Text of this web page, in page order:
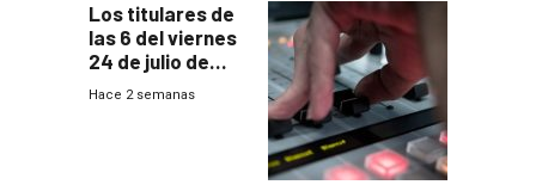
Los titulares de
las 6 del viernes
24 de julio de
2026
Hace 2 semanas